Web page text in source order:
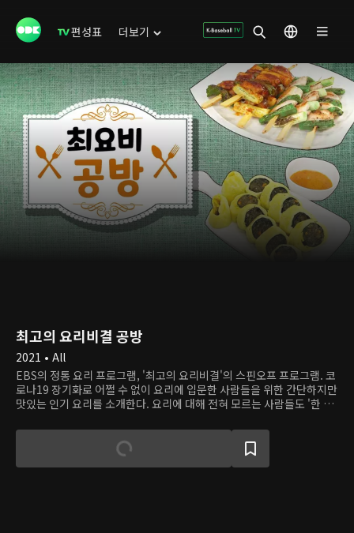
편성표 더보기
최고의 요리비결 공방
2021 • All
EBS의 정통 요리 프로그램, '최고의 요리비결'의 스핀오프 프로그램. 코
로나19 장기화로 어쩔 수 없이 요리에 입문한 사람들을 위한 간단하지만
맛있는 인기 요리를 소개한다. 요리에 대해 전혀 모르는 사람들도 '한 번